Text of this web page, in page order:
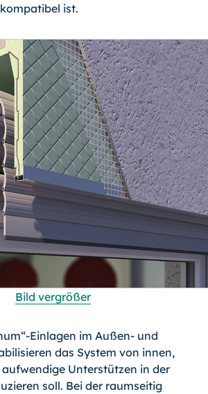
ist.
Bild vergrößer
Einlagen im Außen- und
das System von innen,
Unterstützen in der
soll. Bei der raumseitig